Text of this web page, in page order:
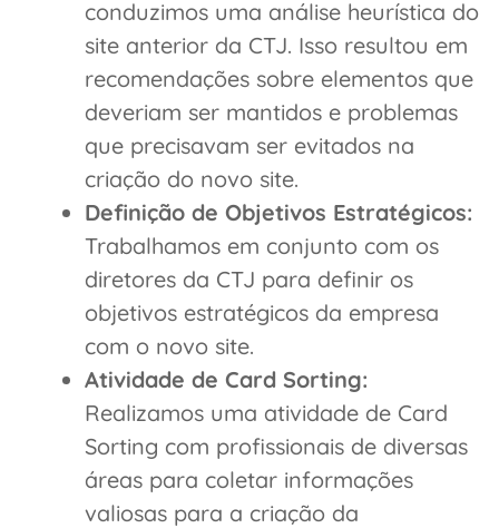
conduzimos uma análise heurística do
site anterior da CTJ. Isso resultou em
recomendações sobre elementos que
deveriam ser mantidos e problemas
que precisavam ser evitados na
criação do novo site.
Definição de Objetivos Estratégicos:
Trabalhamos em conjunto com os
diretores da CTJ para definir os
objetivos estratégicos da empresa
com o novo site.
Atividade de Card Sorting:
Realizamos uma atividade de Card
Sorting com profissionais de diversas
áreas para coletar informações
valiosas para a criação da